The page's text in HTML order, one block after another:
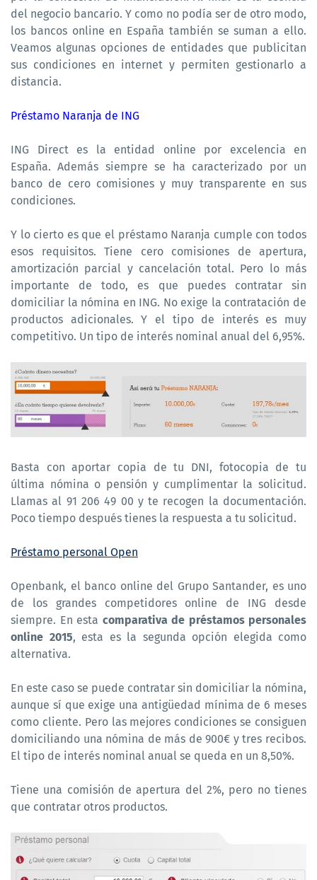
del negocio bancario. Y como no podía ser de otro modo,
los bancos online en España también se suman a ello.
Veamos algunas opciones de entidades que publicitan
sus condiciones en internet y permiten gestionarlo a
distancia.
Préstamo Naranja de ING
ING Direct es la entidad online por excelencia en
España. Además siempre se ha caracterizado por un
banco de cero comisiones y muy transparente en sus
condiciones.
Y lo cierto es que el préstamo Naranja cumple con todos
esos requisitos. Tiene cero comisiones de apertura,
amortización parcial y cancelación total. Pero lo más
importante de todo, es que puedes contratar sin
domiciliar la nómina en ING. No exige la contratación de
productos adicionales. Y el tipo de interés es muy
competitivo. Un tipo de interés nominal anual del 6,95%.
Basta con aportar copia de tu DNI, fotocopia de tu
última nómina o pensión y cumplimentar la solicitud.
Llamas al 91 206 49 00 y te recogen la documentación.
Poco tiempo después tienes la respuesta a tu solicitud.
Préstamo personal Open
Openbank, el banco online del Grupo Santander, es uno
de los grandes competidores online de ING desde
siempre. En esta comparativa de préstamos personales
online 2015, esta es la segunda opción elegida como
alternativa.
En este caso se puede contratar sin domiciliar la nómina,
aunque sí que exige una antigüedad mínima de 6 meses
como cliente. Pero las mejores condiciones se consiguen
domiciliando una nómina de más de 900€ y tres recibos.
El tipo de interés nominal anual se queda en un 8,50%.
Tiene una comisión de apertura del 2%, pero no tienes
que contratar otros productos.